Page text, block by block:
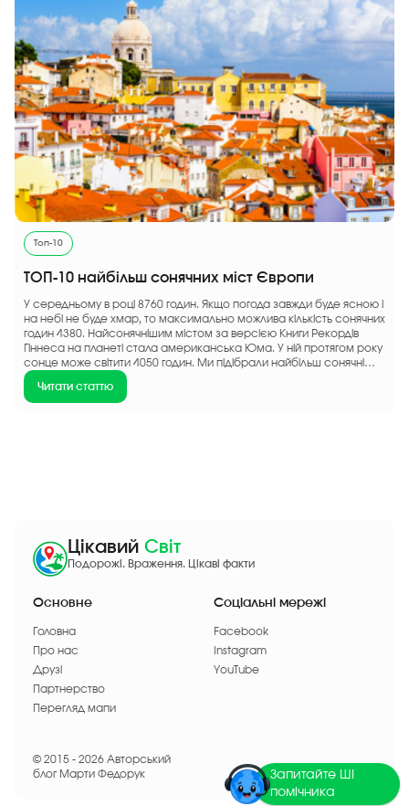
Топ-10
ТОП-10 найбільш сонячних міст Європи
У середньому в році 8760 годин. Якщо погода завжди буде ясною і
на небі не буде хмар, то максимально можлива кількість сонячних
годин 4380. Найсонячнішим містом за версією Книги Рекордів
Гіннеса на планеті стала американська Юма. У ній протягом року
сонце може світити 4050 годин. Ми підібрали найбільш сонячні
міста трохи ближче до нас.
Читати статтю
Цікавий Світ
Подорожі. Враження. Цікаві факти
Основне
Головна
Про нас
Друзі
Партнерство
Перегляд мапи
Соціальні мережі
Facebook
Instagram
YouTube
© 2015 - 2026 Авторський
блог Марти Федорук
Запитайте ШІ
помічника